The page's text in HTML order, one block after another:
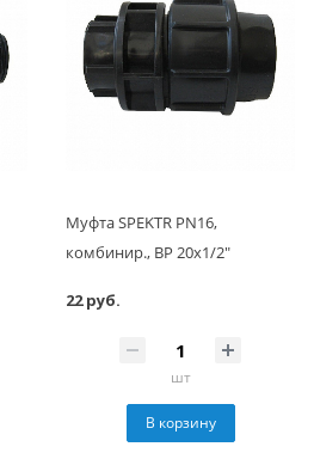
Муфта SPEKTR PN16,
комбинир., ВР 20x1/2"
22 руб.
шт
В корзину